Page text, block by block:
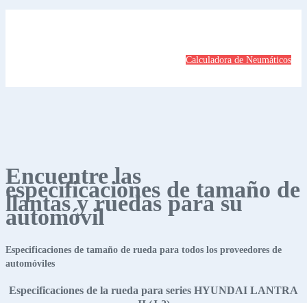
Calculadora de Neumáticos
Encuentre las
especificaciones de tamaño de
llantas y ruedas para su
automóvil
Especificaciones de tamaño de rueda para todos los proveedores de
automóviles
Especificaciones de la rueda para series HYUNDAI LANTRA